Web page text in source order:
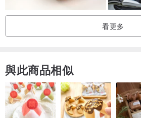
■狀況■
有污垢和小孔。
邊緣沒有縫合，因此會散開。
看更多
與此商品相似